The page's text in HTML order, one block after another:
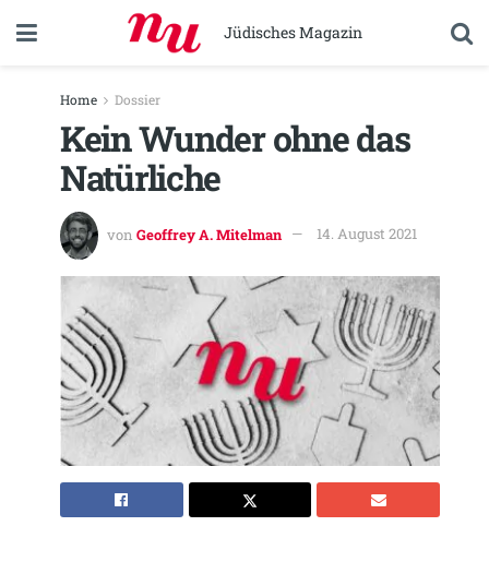
Jüdisches Magazin
Home Dossier
Kein Wunder ohne das
Natürliche
von Geoffrey A. Mitelman 14. August 2021